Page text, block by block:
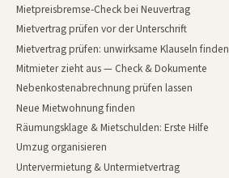
Mietpreisbremse-Check bei Neuvertrag
Mietvertrag prüfen vor der Unterschrift
Mietvertrag prüfen: unwirksame Klauseln finden
Mitmieter zieht aus — Check & Dokumente
Nebenkostenabrechnung prüfen lassen
Neue Mietwohnung finden
Räumungsklage & Mietschulden: Erste Hilfe
Umzug organisieren
Untervermietung & Untermietvertrag